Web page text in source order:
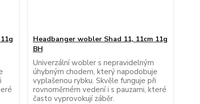
Headbanger wobler Shad 11, 11cm 11g
BH
Univerzální wobler s nepravidelným
úhybným chodem, který napodobuje
vyplašenou rybku. Skvěle funguje při
rovnoměrném vedení i s pauzami, které
často vyprovokují záběr.